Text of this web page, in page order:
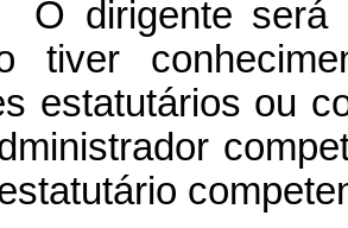
O dirigente será
tiver
estatutários ou